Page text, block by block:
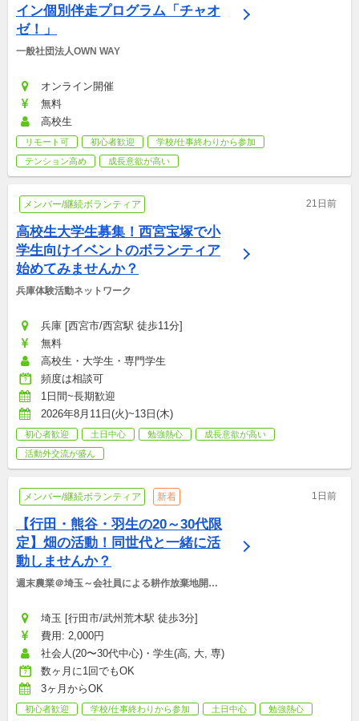
イン個別伴走プログラム「チャオ
ゼ！」
一般社団法人OWN WAY
オンライン開催
無料
高校生
リモート可 初心者歓迎
学校/仕事終わりから参加
テンション高め
成長意欲が高い
メンバー/継続ボランティア 21日前
高校生大学生募集！西宮宝塚で小
学生向けイベントのボランティア
始めてみませんか？
兵庫体験活動ネットワーク
兵庫 [西宮市/西宮駅 徒歩11分]
無料
高校生・大学生・専門学生
頻度は相談可
1日間~長期歓迎
2026年8月11日(火)~13日(木)
初心者歓迎 土日中心 勉強熱心
成長意欲が高い
活動外交流が盛ん
メンバー/継続ボランティア 新着 1日前
【行田・熊谷・羽生の20～30代限
定】畑の活動！同世代と一緒に活
動しませんか？
週末農業＠埼玉～会社員による耕作放棄地開墾
埼玉 [行田市/武州荒木駅 徒歩3分]
費用: 2,000円
社会人(20〜30代中心)・学生(高, 大, 専)
数ヶ月に1回でもOK
3ヶ月からOK
初心者歓迎 学校/仕事終わりから参加 土日中心
勉強熱心